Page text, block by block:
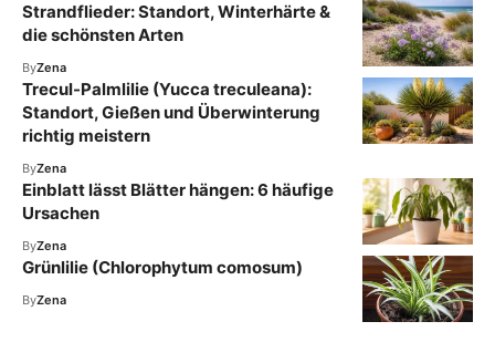
Strandflieder: Standort, Winterhärte &
die schönsten Arten
ByZena
Trecul-Palmlilie (Yucca treculeana):
Standort, Gießen und Überwinterung
richtig meistern
ByZena
Einblatt lässt Blätter hängen: 6 häufige
Ursachen
ByZena
Grünlilie (Chlorophytum comosum)
ByZena